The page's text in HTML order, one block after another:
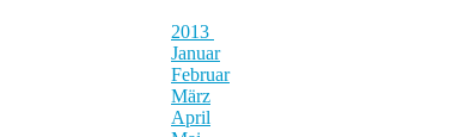
2013
Januar
Februar
März
April